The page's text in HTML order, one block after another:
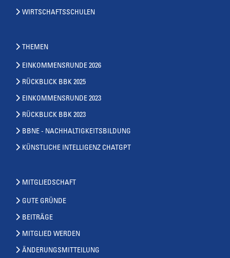
WIRTSCHAFTSSCHULEN
THEMEN
EINKOMMENSRUNDE 2026
RÜCKBLICK BBK 2025
EINKOMMENSRUNDE 2023
RÜCKBLICK BBK 2023
BBNE - NACHHALTIGKEITSBILDUNG
KÜNSTLICHE INTELLIGENZ CHATGPT
MITGLIEDSCHAFT
GUTE GRÜNDE
BEITRÄGE
MITGLIED WERDEN
ÄNDERUNGSMITTEILUNG